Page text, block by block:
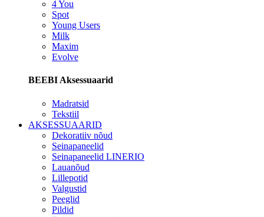
4 You
Spot
Young Users
Milk
Maxim
Evolve
BEEBI Aksessuaarid
Madratsid
Tekstiil
AKSESSUAARID
Dekoratiiv nõud
Seinapaneelid
Seinapaneelid LINERIO
Lauanõud
Lillepotid
Valgustid
Peeglid
Pildid